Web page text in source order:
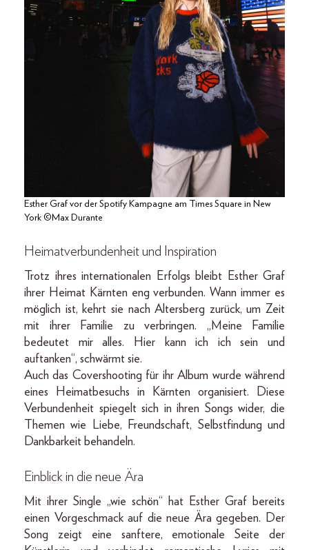
Esther Graf vor der Spotify Kampagne am Times Square in New
York ©Max Durante
Heimatverbundenheit und Inspiration
Trotz ihres internationalen Erfolgs bleibt Esther Graf
ihrer Heimat Kärnten eng verbunden. Wann immer es
möglich ist, kehrt sie nach Altersberg zurück, um Zeit
mit ihrer Familie zu verbringen. „Meine Familie
bedeutet mir alles. Hier kann ich ich sein und
auftanken“, schwärmt sie.
Auch das Covershooting für ihr Album wurde während
eines Heimatbesuchs in Kärnten organisiert. Diese
Verbundenheit spiegelt sich in ihren Songs wider, die
Themen wie Liebe, Freundschaft, Selbstfindung und
Dankbarkeit behandeln.
Einblick in die neue Ära
Mit ihrer Single „wie schön“ hat Esther Graf bereits
einen Vorgeschmack auf die neue Ära gegeben. Der
Song zeigt eine sanftere, emotionale Seite der